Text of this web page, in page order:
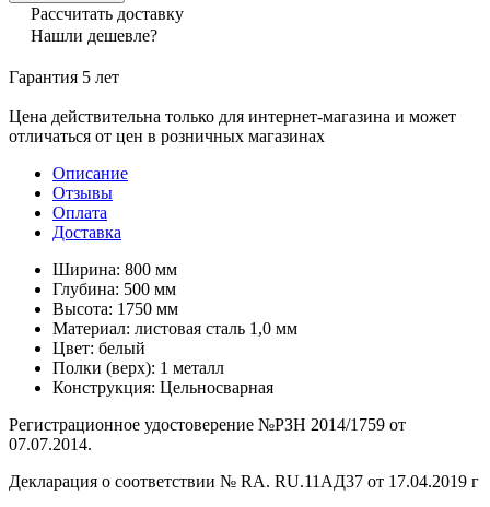
Рассчитать доставку
Нашли дешевле?
Гарантия 5 лет
Цена действительна только для интернет-магазина и может
отличаться от цен в розничных магазинах
Описание
Отзывы
Оплата
Доставка
Ширина: 800 мм
Глубина: 500 мм
Высота: 1750 мм
Материал: листовая сталь 1,0 мм
Цвет: белый
Полки (верх): 1 металл
Конструкция: Цельносварная
Регистрационное удостоверение №РЗН 2014/1759 от
07.07.2014.
Декларация о соответствии № RA. RU.11АД37 от 17.04.2019 г